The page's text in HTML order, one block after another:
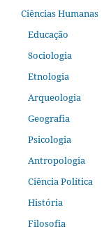
Ciências Humanas
Educação
Sociologia
Etnologia
Arqueologia
Geografia
Psicologia
Antropologia
Ciência Política
História
Filosofia